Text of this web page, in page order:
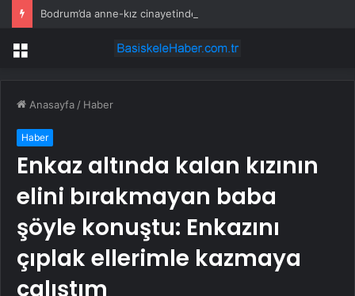
Menü
Anasayfa / Haber
Haber
Enkaz altında kalan kızının
elini bırakmayan baba
şöyle konuştu: Enkazını
çıplak ellerimle kazmaya
çalıştım